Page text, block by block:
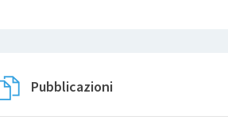
Pubblicazioni